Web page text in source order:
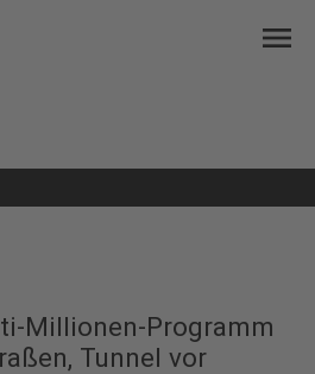
menu
Millionen-Programm
Tunnel vor